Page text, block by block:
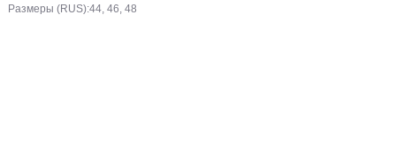
Размеры (RUS):44, 46, 48